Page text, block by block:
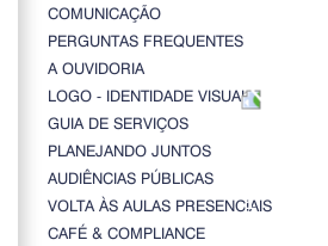
COMUNICAÇÃO
PERGUNTAS FREQUENTES
A OUVIDORIA
LOGO - IDENTIDADE VISUAL
GUIA DE SERVIÇOS
PLANEJANDO JUNTOS
AUDIÊNCIAS PÚBLICAS
VOLTA ÀS AULAS PRESENCIAIS
CAFÉ & COMPLIANCE